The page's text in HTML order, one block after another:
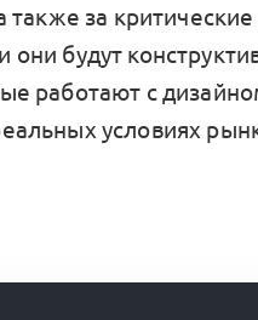
также за
они будут
работают с
условиях